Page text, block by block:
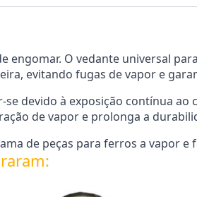
engomar. O vedante universal
evitando fugas de vapor e
devido à exposição contínua
de vapor e prolonga a
de peças para ferros a vapor